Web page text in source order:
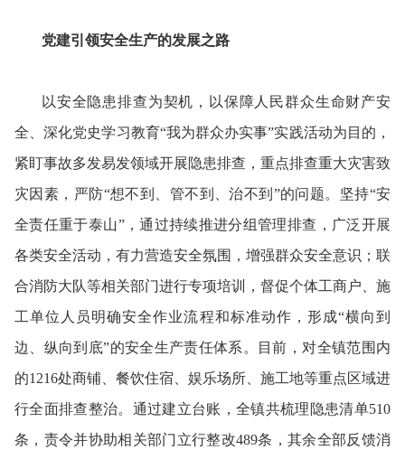
党建引领安全生产的发展之路
以安全隐患排查为契机，以保障人民群众生命财产安
全、深化党史学习教育“我为群众办实事”实践活动为目的，
紧盯事故多发易发领域开展隐患排查，重点排查重大灾害致
灾因素，严防“想不到、管不到、治不到”的问题。坚持“安
全责任重于泰山”，通过持续推进分组管理排查，广泛开展
各类安全活动，有力营造安全氛围，增强群众安全意识；联
合消防大队等相关部门进行专项培训，督促个体工商户、施
工单位人员明确安全作业流程和标准动作，形成“横向到
边、纵向到底”的安全生产责任体系。目前，对全镇范围内
的1216处商铺、餐饮住宿、娱乐场所、施工地等重点区域进
行全面排查整治。通过建立台账，全镇共梳理隐患清单510
条，责令并协助相关部门立行整改489条，其余全部反馈消